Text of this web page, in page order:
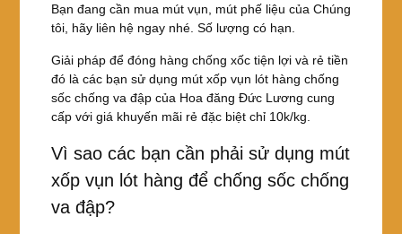
lượng
Bạn đang cần mua mút vụn, mút phế liệu của Chúng
tôi, hãy liên hệ ngay nhé. Số lượng có hạn.
Giải pháp để đóng hàng chống xốc tiện lợi và rẻ tiền
đó là các bạn sử dụng mút xốp vụn lót hàng chống
sốc chống va đập của Hoa đăng Đức Lương cung
cấp với giá khuyến mãi rẻ đặc biệt chỉ 10k/kg.
Vì sao các bạn cần phải sử dụng mút
xốp vụn lót hàng để chống sốc chống
va đập?